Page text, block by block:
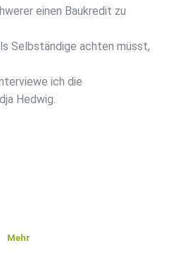
einen Baukredit zu
Selbständige achten müsst,
ich die
Hedwig.
Mehr